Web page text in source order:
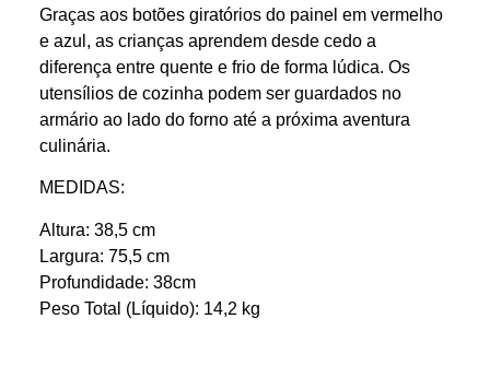
Graças aos botões giratórios do painel em vermelho
e azul, as crianças aprendem desde cedo a
diferença entre quente e frio de forma lúdica. Os
utensílios de cozinha podem ser guardados no
armário ao lado do forno até a próxima aventura
culinária.
MEDIDAS:
Altura: 38,5 cm
Largura: 75,5 cm
Profundidade: 38cm
Peso Total (Líquido): 14,2 kg